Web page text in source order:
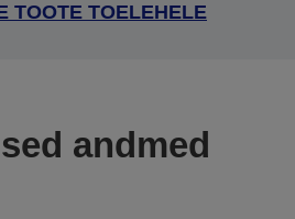
TOOTE TOELEHELE
andmed